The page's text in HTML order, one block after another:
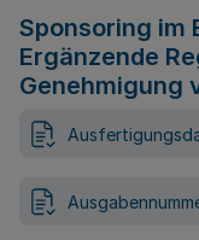
Sponsoring im
Ergänzende
Genehmigung